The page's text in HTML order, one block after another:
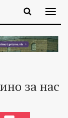
за нас